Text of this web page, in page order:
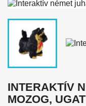
INTERAKTÍV
MOZOG, UGAT